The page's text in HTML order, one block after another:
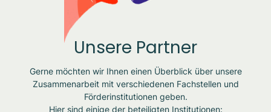
Unsere Partner
Gerne möchten wir Ihnen einen Überblick über unsere
Zusammenarbeit mit verschiedenen Fachstellen und
Förderinstitutionen geben.
Hier sind einige der beteiligten Institutionen: